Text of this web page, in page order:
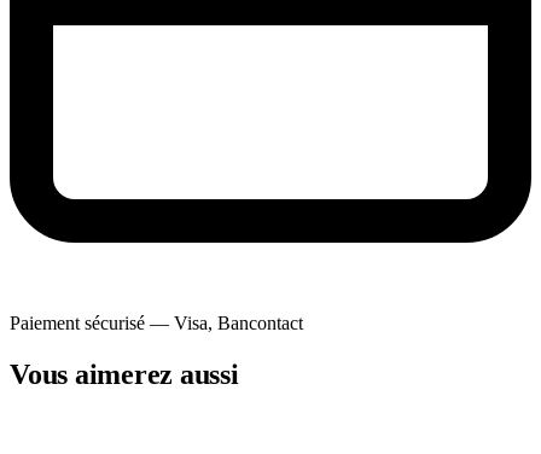
Paiement sécurisé — Visa, Bancontact
Vous aimerez aussi